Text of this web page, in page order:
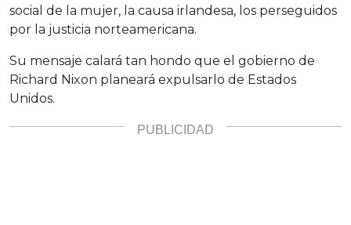
social de la mujer, la causa irlandesa, los perseguidos
por la justicia norteamericana.
Su mensaje calará tan hondo que el gobierno de
Richard Nixon planeará expulsarlo de Estados
Unidos.